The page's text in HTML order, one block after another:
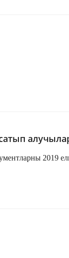
2019